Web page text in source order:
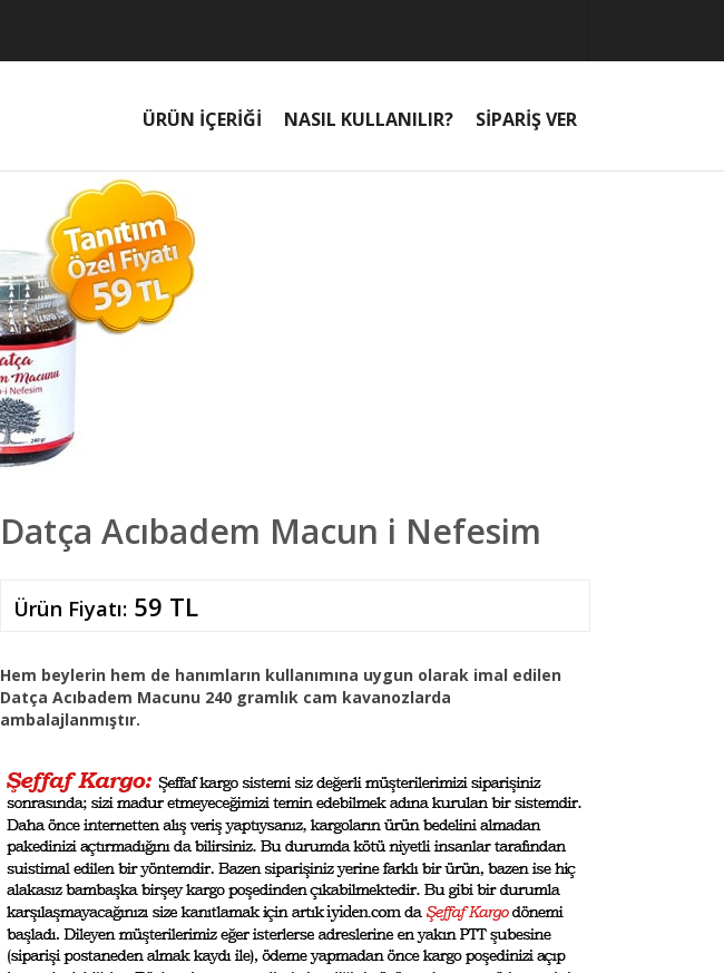
ÜRÜN İÇERİĞİ NASIL KULLANILIR? SİPARİŞ VER
Datça Acıbadem Macun i Nefesim
Ürün Fiyatı:59 TL
Hem beylerin hem de hanımların kullanımına uygun olarak imal edilen
Datça Acıbadem Macunu 240 gramlık cam kavanozlarda
ambalajlanmıştır.